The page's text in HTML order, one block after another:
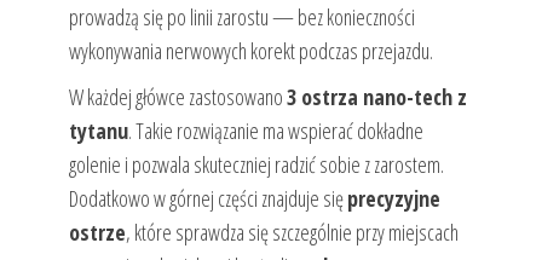
prowadzą się po linii zarostu — bez konieczności
wykonywania nerwowych korekt podczas przejazdu.
W każdej główce zastosowano3 ostrza nano-tech z
tytanu. Takie rozwiązanie ma wspierać dokładne
golenie i pozwala skuteczniej radzić sobie z zarostem.
Dodatkowo w górnej części znajduje sięprecyzyjne
ostrze, które sprawdza się szczególnie przy miejscach